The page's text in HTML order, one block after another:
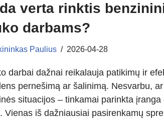
verta rinktis
darbams?
Paulius 2026-04-28
darbai dažnai reikalauja patikimų ir
pernešimą ar šalinimą. Nesvarbu,
situacijos – tinkamai parinkta
Vienas iš dažniausiai pasirenkamų